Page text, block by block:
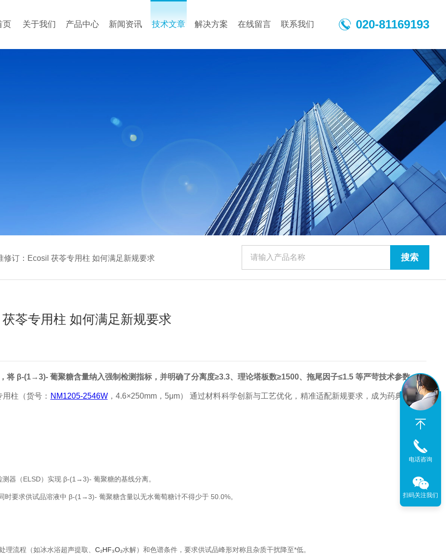
页 关于我们 产品中心 新闻资讯 技术文章 解决方案 在线留言 联系我们 020-81169193
修订：Ecosil 茯苓专用柱 如何满足新规要求
苓专用柱 如何满足新规要求
将 β-(1→3)- 葡聚糖含量纳入强制检测指标，并明确了分离度≥3.3、理论塔板数≥1500、拖尾因子≤1.5 等严苛技术参数。
柱（货号： NM1205-2546W，4.6×250mm，5μm） 通过材料科学创新与工艺优化，精准适配新规要求，成为药典茯苓检
器（ELSD）实现 β-(1→3)- 葡聚糖的基线分离。
要求供试品溶液中 β-(1→3)- 葡聚糖含量以无水葡萄糖计不得少于 50.0%。
流程（如冰水浴超声提取、 C₂HF₃O₂水解）和色谱条件，要求供试品峰形对称且杂质干扰降至*低。
电话咨询
扫码关注我们